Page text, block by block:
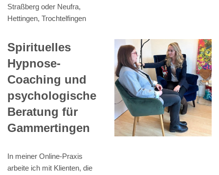
Straßberg oder Neufra,
Hettingen, Trochtelfingen
Spirituelles
Hypnose-
Coaching und
psychologische
Beratung für
Gammertingen
In meiner Online-Praxis
arbeite ich mit Klienten, die